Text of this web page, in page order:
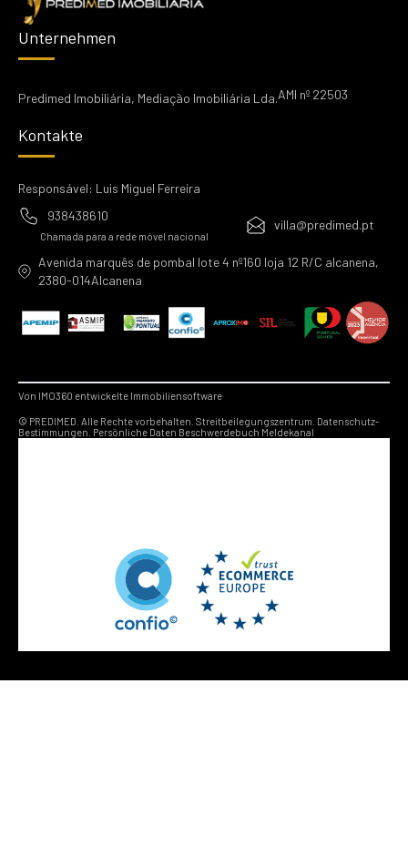
Unternehmen
Predimed Imobiliária, Mediação Imobiliária Lda.AMI nº 22503
Kontakte
Responsável: Luis Miguel Ferreira
938438610
Chamada para a rede móvel nacional
villa@predimed.pt
Avenida marquês de pombal lote 4 nº160 loja 12 R/C alcanena,
2380-014Alcanena
Von IMO360 entwickelte Immobiliensoftware
© PREDIMED. Alle Rechte vorbehalten. Streitbeilegungszentrum. Datenschutz-
Bestimmungen. Persönliche Daten Beschwerdebuch Meldekanal